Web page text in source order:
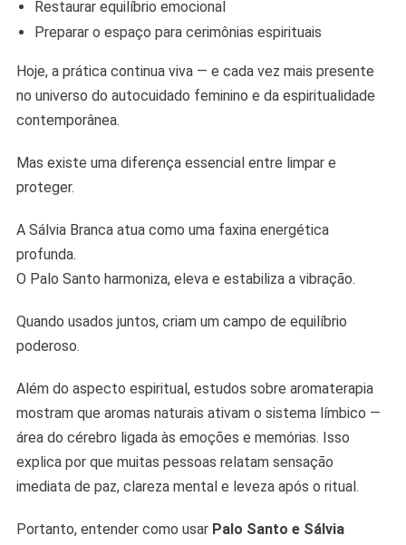
Restaurar equilíbrio emocional
Preparar o espaço para cerimônias espirituais
Hoje, a prática continua viva — e cada vez mais presente
no universo do autocuidado feminino e da espiritualidade
contemporânea.
Mas existe uma diferença essencial entre limpar e
proteger.
A Sálvia Branca atua como uma faxina energética
profunda.
O Palo Santo harmoniza, eleva e estabiliza a vibração.
Quando usados juntos, criam um campo de equilíbrio
poderoso.
Além do aspecto espiritual, estudos sobre aromaterapia
mostram que aromas naturais ativam o sistema límbico —
área do cérebro ligada às emoções e memórias. Isso
explica por que muitas pessoas relatam sensação
imediata de paz, clareza mental e leveza após o ritual.
Portanto, entender como usar Palo Santo e Sálvia